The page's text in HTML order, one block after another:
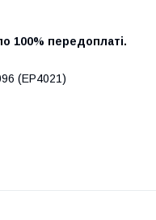
100% передоплаті.
(EP4021)